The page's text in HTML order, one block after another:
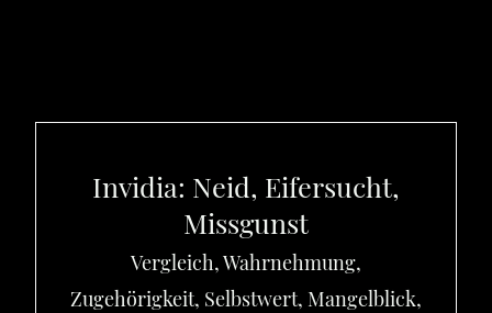
Invidia: Neid, Eifersucht,
Missgunst
Vergleich, Wahrnehmung,
Zugehörigkeit, Selbstwert, Mangelblick,